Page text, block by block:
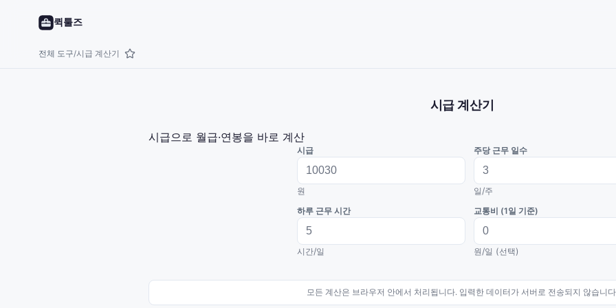
퀵툴즈
전체 도구/시급 계산기
시급 계산기
시급으로 월급·연봉을 바로 계산
시급
원
주당 근무 일수
일/주
하루 근무 시간
시간/일
교통비 (1일 기준)
원/일 (선택)
모든 계산은 브라우저 안에서 처리됩니다. 입력한 데이터가 서버로 전송되지 않습니